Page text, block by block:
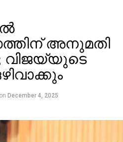
അനുമതി
വിജയ്​യുടെ
on December 4, 2025